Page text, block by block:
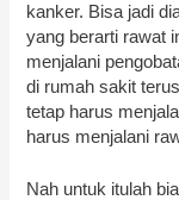
kanker. Bisa jadi
yang berarti rawat
menjalani
di rumah sakit
tetap harus
harus menjalani
Nah untuk itulah